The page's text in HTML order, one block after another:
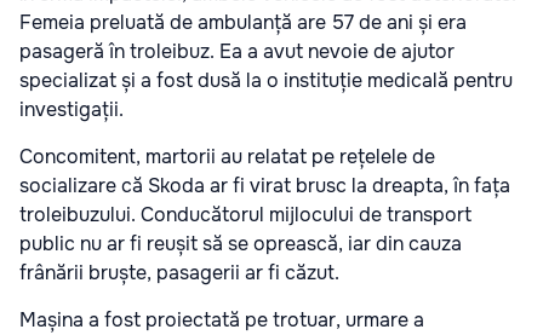
Femeia preluată de ambulanță are 57 de ani și era
pasageră în troleibuz. Ea a avut nevoie de ajutor
specializat și a fost dusă la o instituție medicală pentru
investigații.
Concomitent, martorii au relatat pe rețelele de
socializare că Skoda ar fi virat brusc la dreapta, în fața
troleibuzului. Conducătorul mijlocului de transport
public nu ar fi reușit să se oprească, iar din cauza
frânării bruște, pasagerii ar fi căzut.
Mașina a fost proiectată pe trotuar, urmare a